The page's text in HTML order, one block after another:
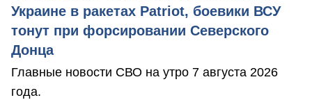
Украине в ракетах Patriot, боевики ВСУ
тонут при форсировании Северского
Донца
Главные новости СВО на утро 7 августа 2026
года.